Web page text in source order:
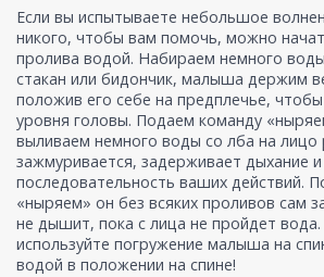
Если вы испытываете небольшое
никого, чтобы вам помочь, можно
пролива водой. Набираем немного
стакан или бидончик, малыша держим
положив его себе на предплечье,
уровня головы. Подаем команду
выливаем немного воды со лба на лицо
зажмуривается, задерживает дыхание
последовательность ваших действий.
«ныряем» он без всяких проливов сам
не дышит, пока с лица не пройдет вода.
используйте погружение малыша на
водой в положении на спине!